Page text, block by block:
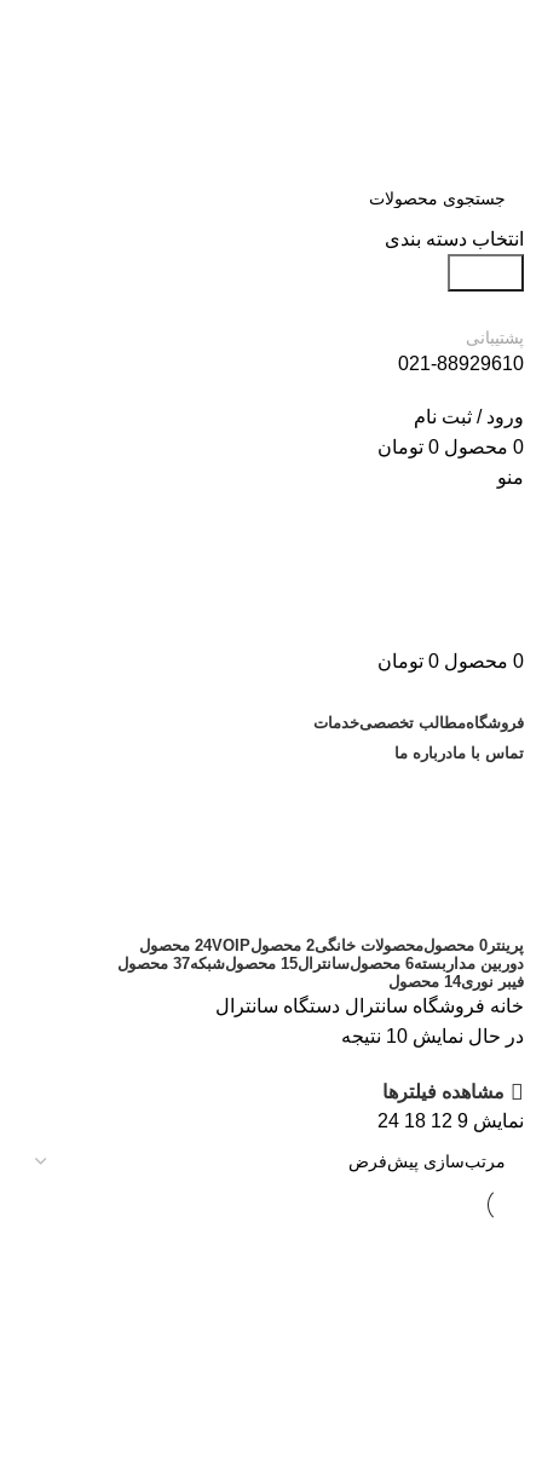
انتخاب دسته بندی
پشتیبانی
021-88929610
ورود / ثبت نام
0 محصول 0 تومان
منو
0 محصول 0 تومان
فروشگاهمطالب تخصصیخدمات
تماس با مادرباره ما
پرینتر 0 محصول محصولات خانگی2 محصول VOIP24 محصول
دوربین مداربسته6 محصول سانترال15 محصول شبکه37 محصول
فیبر نوری14 محصول
خانه فروشگاه سانترال دستگاه سانترال
در حال نمایش 10 نتیجه
مشاهده فیلترها
نمایش 9
12
18
24